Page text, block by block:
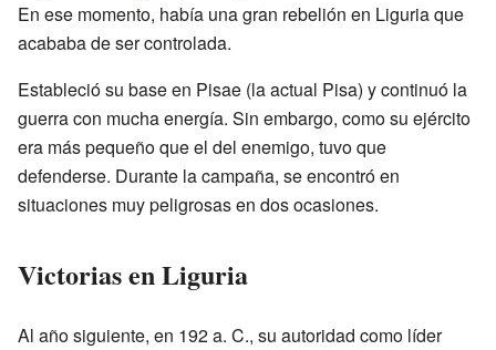
En ese momento, había una gran rebelión en Liguria que
acababa de ser controlada.
Estableció su base en Pisae (la actual Pisa) y continuó la
guerra con mucha energía. Sin embargo, como su ejército
era más pequeño que el del enemigo, tuvo que
defenderse. Durante la campaña, se encontró en
situaciones muy peligrosas en dos ocasiones.
Victorias en Liguria
Al año siguiente, en 192 a. C., su autoridad como líder